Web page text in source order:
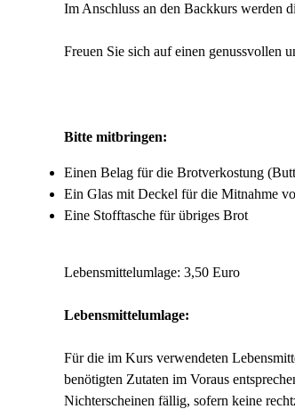
Im Anschluss an den Backkurs werden
Freuen Sie sich auf einen genussvollen
Bitte mitbringen:
Einen Belag für die Brotverkostung
Ein Glas mit Deckel für die Mitnahme
Eine Stofftasche für übriges Brot
Lebensmittelumlage: 3,50 Euro
Lebensmittelumlage:
Für die im Kurs verwendeten
benötigten Zutaten im Voraus
Nichterscheinen fällig, sofern keine